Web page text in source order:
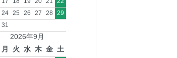
24 25 26 27 28
29
31
2026年9月
月 火 水 木 金 土